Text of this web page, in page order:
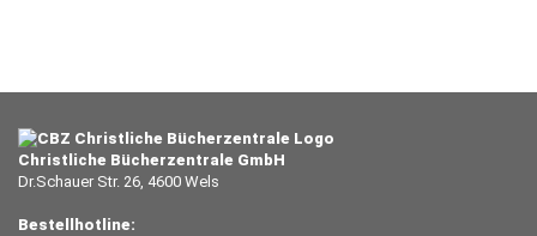
Christliche Bücherzentrale GmbH
Dr.Schauer Str. 26, 4600 Wels
Bestellhotline: